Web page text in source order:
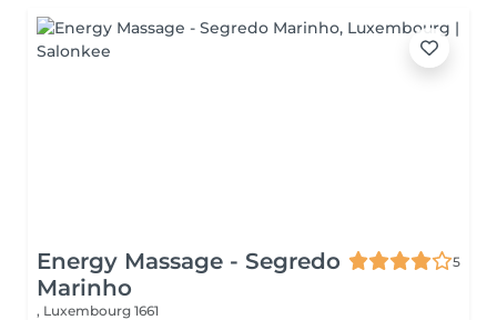
Energy Massage - Segredo
Marinho
5
, Luxembourg 1661